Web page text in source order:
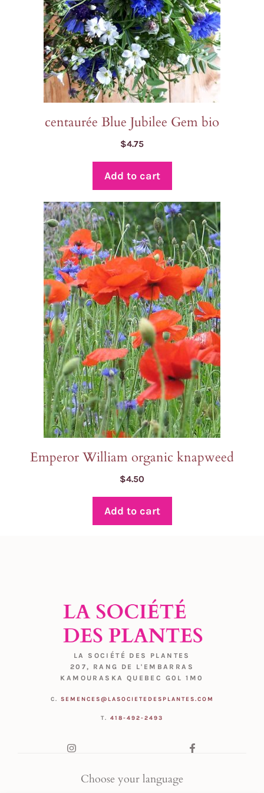
centaurée Blue Jubilee Gem bio
$4.75
Add to cart
Emperor William organic knapweed
$4.50
Add to cart
LA SOCIÉTÉ DES PLANTES
207, RANG DE L'EMBARRAS
KAMOURASKA QUEBEC G0L 1M0
C. SEMENCES@LASOCIETEDESPLANTES.COM
T. 418-492-2493
Choose your language